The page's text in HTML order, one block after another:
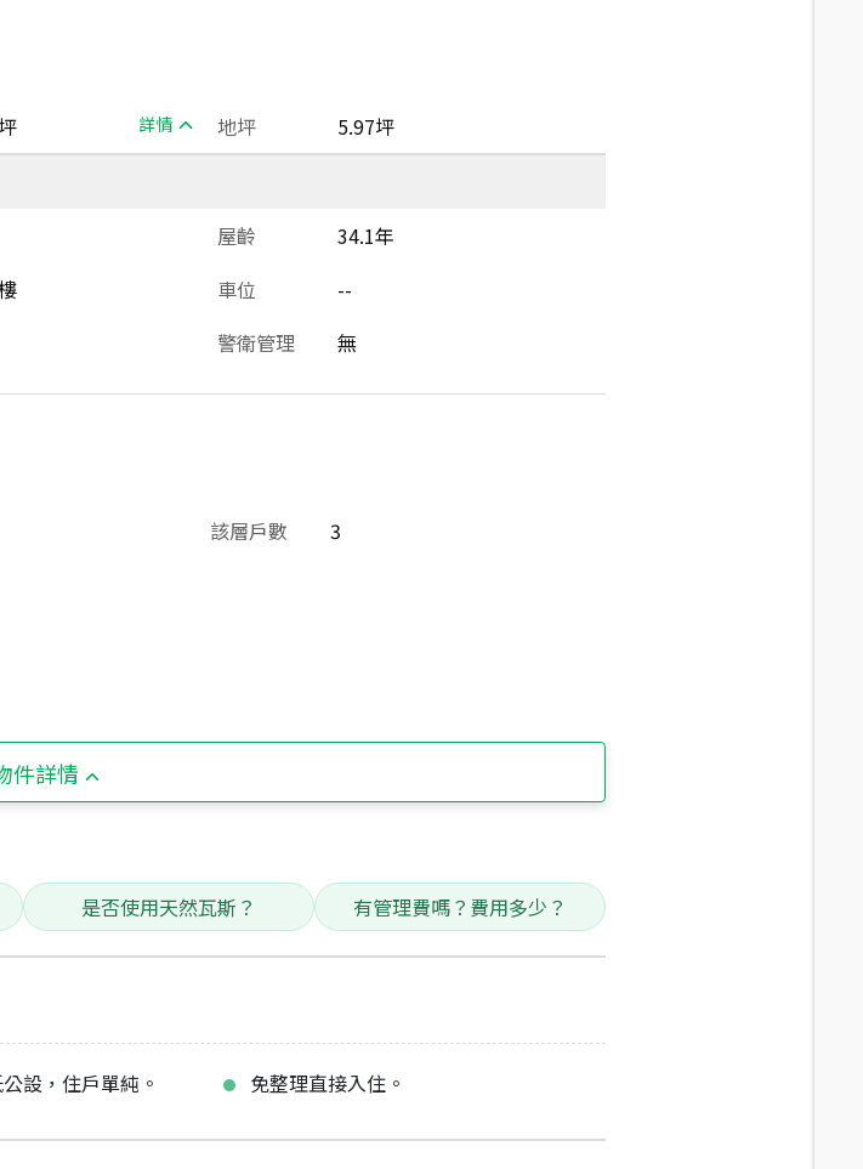
詳情 地坪
5.97坪
屋齡
34.1年
車位
--
警衛管理 無
該層戶數
3
件詳情
是否使用天然瓦斯？ 有管理費嗎？費用多少？
設，住戶單純。 免整理直接入住。